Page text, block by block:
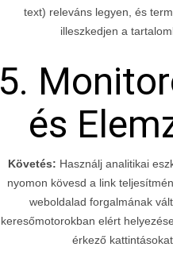
text) releváns legyen, és
illeszkedjen a
5.
és
Követés: Használj analitikai
nyomon kövesd a link
weboldalad forgalmának
keresőmotorokban elért
érkező kattintásokat.